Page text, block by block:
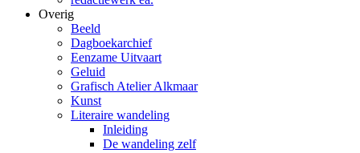
Overig
Beeld
Dagboekarchief
Eenzame Uitvaart
Geluid
Grafisch Atelier Alkmaar
Kunst
Literaire wandeling
Inleiding
De wandeling zelf